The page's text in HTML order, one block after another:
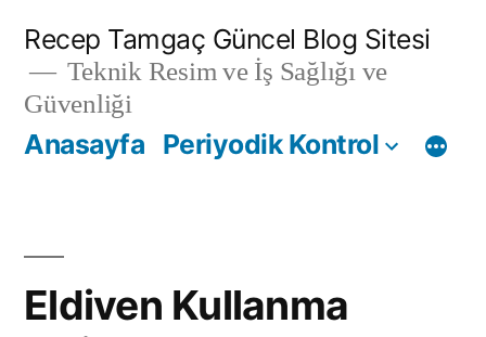
Recep Tamgaç Güncel Blog Sitesi
Teknik Resim ve İş Sağlığı ve
Güvenliği
Anasayfa Periyodik Kontrol
Eldiven Kullanma